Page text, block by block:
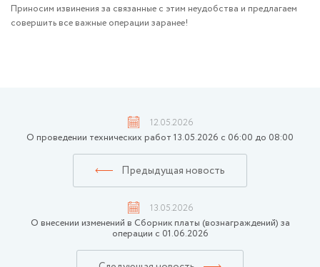
Приносим извинения за связанные с этим неудобства и предлагаем
совершить все важные операции заранее!
12.05.2026
О проведении технических работ 13.05.2026 с 06:00 до 08:00
Предыдущая новость
13.05.2026
О внесении изменений в Сборник платы (вознаграждений) за
операции с 01.06.2026